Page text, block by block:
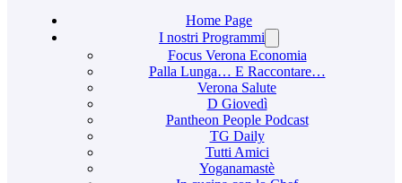
Home Page
I nostri Programmi
Focus Verona Economia
Palla Lunga… E Raccontare…
Verona Salute
D Giovedì
Pantheon People Podcast
TG Daily
Tutti Amici
Yoganamastè